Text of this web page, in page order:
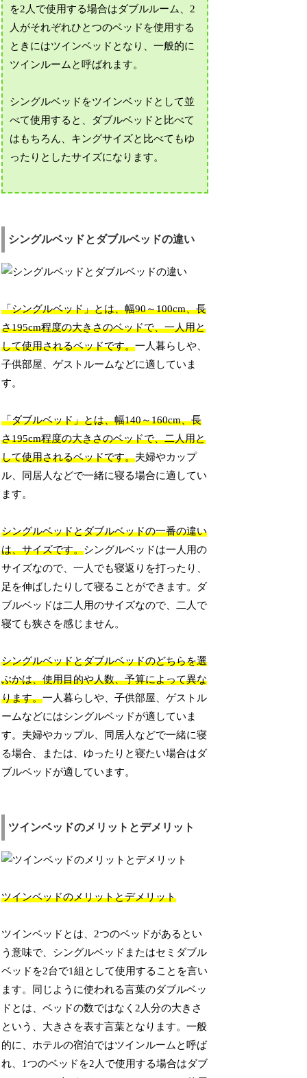
を2人で使用する場合はダブルルーム、2
人がそれぞれひとつのベッドを使用する
ときにはツインベッドとなり、一般的に
ツインルームと呼ばれます。
シングルベッドをツインベッドとして並
べて使用すると、ダブルベッドと比べて
はもちろん、キングサイズと比べてもゆ
ったりとしたサイズになります。
シングルベッドとダブルベッドの違い
「シングルベッド」とは、幅90～100cm、長
さ195cm程度の大きさのベッドで、一人用と
して使用されるベッドです。一人暮らしや、
子供部屋、ゲストルームなどに適していま
す。
「ダブルベッド」とは、幅140～160cm、長
さ195cm程度の大きさのベッドで、二人用と
して使用されるベッドです。夫婦やカップ
ル、同居人などで一緒に寝る場合に適してい
ます。
シングルベッドとダブルベッドの一番の違い
は、サイズです。シングルベッドは一人用の
サイズなので、一人でも寝返りを打ったり、
足を伸ばしたりして寝ることができます。ダ
ブルベッドは二人用のサイズなので、二人で
寝ても狭さを感じません。
シングルベッドとダブルベッドのどちらを選
ぶかは、使用目的や人数、予算によって異な
ります。一人暮らしや、子供部屋、ゲストル
ームなどにはシングルベッドが適していま
す。夫婦やカップル、同居人などで一緒に寝
る場合、または、ゆったりと寝たい場合はダ
ブルベッドが適しています。
ツインベッドのメリットとデメリット
ツインベッドのメリットとデメリット
ツインベッドとは、2つのベッドがあるとい
う意味で、シングルベッドまたはセミダブル
ベッドを2台で1組として使用することを言い
ます。同じように使われる言葉のダブルベッ
ドとは、ベッドの数ではなく2人分の大きさ
という、大きさを表す言葉となります。一般
的に、ホテルの宿泊ではツインルームと呼ば
れ、1つのベッドを2人で使用する場合はダブ